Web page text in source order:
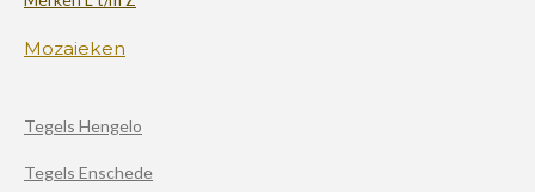
Mozaieken
Tegels Hengelo
Tegels Enschede